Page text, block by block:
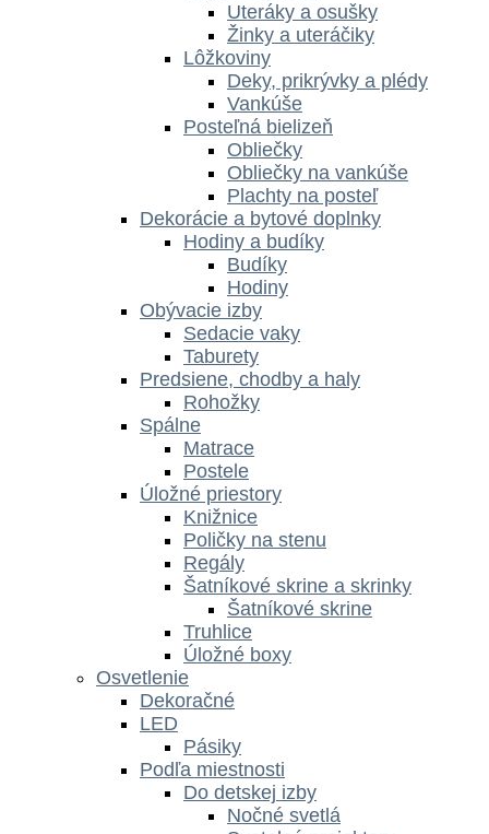
Uteráky a osušky
Žinky a uteráčiky
Lôžkoviny
Deky, prikrývky a plédy
Vankúše
Posteľná bielizeň
Obliečky
Obliečky na vankúše
Plachty na posteľ
Dekorácie a bytové doplnky
Hodiny a budíky
Budíky
Hodiny
Obývacie izby
Sedacie vaky
Taburety
Predsiene, chodby a haly
Rohožky
Spálne
Matrace
Postele
Úložné priestory
Knižnice
Poličky na stenu
Regály
Šatníkové skrine a skrinky
Šatníkové skrine
Truhlice
Úložné boxy
Osvetlenie
Dekoračné
LED
Pásiky
Podľa miestnosti
Do detskej izby
Nočné svetlá